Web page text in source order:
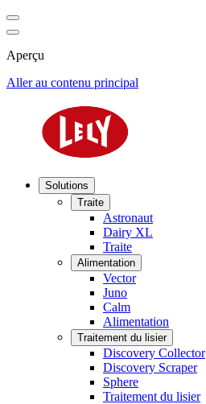
Aperçu
Aller au contenu principal
Solutions
Traite
Astronaut
Dairy XL
Traite
Alimentation
Vector
Juno
Calm
Alimentation
Traitement du lisier
Discovery Collector
Discovery Scraper
Sphere
Traitement du lisier